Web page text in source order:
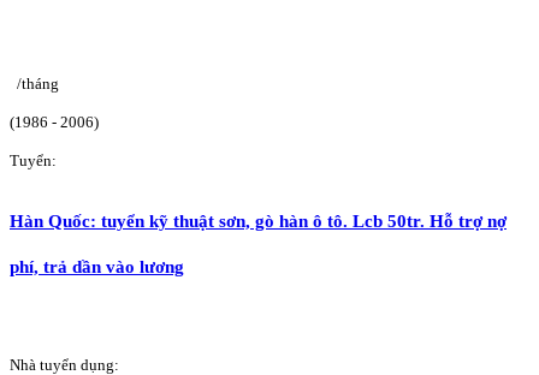
/tháng
(1986 - 2006)
Tuyển:
Hàn Quốc: tuyển kỹ thuật sơn, gò hàn ô tô. Lcb 50tr. Hỗ trợ nợ
phí, trả dần vào lương
Nhà tuyển dụng: